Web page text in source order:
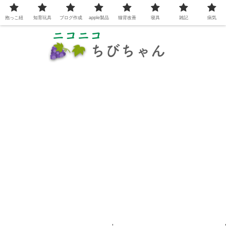
抱っこ紐 知育玩具 ブログ作成 apple製品 猫背改善 寝具 雑記 病気